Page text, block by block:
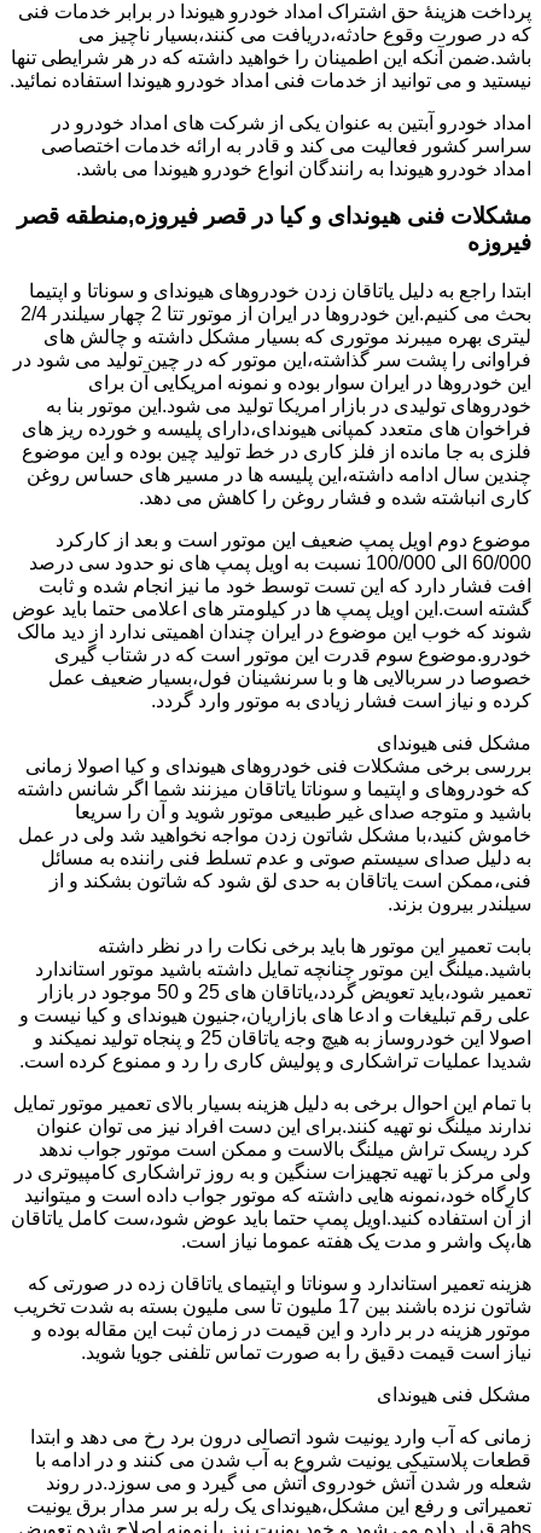
پرداخت هزینۀ حق اشتراک امداد خودرو هیوندا در برابر خدمات فنی
که در صورت وقوع حادثه،دریافت می کنند،بسیار ناچیز می
باشد.ضمن آنکه این اطمینان را خواهید داشته که در هر شرایطی تنها
نیستید و می توانید از خدمات فنی امداد خودرو هیوندا استفاده نمائید.
امداد خودرو آبتین به عنوان یکی از شرکت های امداد خودرو در
سراسر کشور فعالیت می کند و قادر به ارائه خدمات اختصاصی
امداد خودرو هیوندا به رانندگان انواع خودرو هیوندا می باشد.
مشکلات فنی هیوندای و کیا در قصر فیروزه,منطقه قصر
فیروزه
ابتدا راجع به دلیل یاتاقان زدن خودروهای هیوندای و سوناتا و اپتیما
بحث می کنیم.این خودروها در ایران از موتور تتا 2 چهار سیلندر 2/4
لیتری بهره میبرند موتوری که بسیار مشکل داشته و چالش های
فراوانی را پشت سر گذاشته،این موتور که در چین تولید می شود در
این خودروها در ایران سوار بوده و نمونه امریکایی آن برای
خودروهای تولیدی در بازار امریکا تولید می شود.این موتور بنا به
فراخوان های متعدد کمپانی هیوندای،دارای پلیسه و خورده ریز های
فلزی به جا مانده از فلز کاری در خط تولید چین بوده و این موضوع
چندین سال ادامه داشته،این پلیسه ها در مسیر های حساس روغن
کاری انباشته شده و فشار روغن را کاهش می دهد.
موضوع دوم اویل پمپ ضعیف این موتور است و بعد از کارکرد
60/000 الی 100/000 نسبت به اویل پمپ های نو حدود سی درصد
افت فشار دارد که این تست توسط خود ما نیز انجام شده و ثابت
گشته است.این اویل پمپ ها در کیلومتر های اعلامی حتما باید عوض
شوند که خوب این موضوع در ایران چندان اهمیتی ندارد از دید مالک
خودرو.موضوع سوم قدرت این موتور است که در شتاب گیری
خصوصا در سربالایی ها و با سرنشینان فول،بسیار ضعیف عمل
کرده و نیاز است فشار زیادی به موتور وارد گردد.
مشکل فنی هیوندای
بررسی برخی مشکلات فنی خودروهای هیوندای و کیا اصولا زمانی
که خودروهای و اپتیما و سوناتا یاتاقان میزنند شما اگر شانس داشته
باشید و متوجه صدای غیر طبیعی موتور شوید و آن را سریعا
خاموش کنید،با مشکل شاتون زدن مواجه نخواهید شد ولی در عمل
به دلیل صدای سیستم صوتی و عدم تسلط فنی راننده به مسائل
فنی،ممکن است یاتاقان به حدی لق شود که شاتون بشکند و از
سیلندر بیرون بزند.
بابت تعمیر این موتور ها باید برخی نکات را در نظر داشته
باشید.میلنگ این موتور چنانچه تمایل داشته باشید موتور استاندارد
تعمیر شود،باید تعویض گردد،یاتاقان های 25 و 50 موجود در بازار
علی رقم تبلیغات و ادعا های بازاریان،جنیون هیوندای و کیا نیست و
اصولا این خودروساز به هیچ وجه یاتاقان 25 و پنجاه تولید نمیکند و
شدیدا عملیات تراشکاری و پولیش کاری را رد و ممنوع کرده است.
با تمام این احوال برخی به دلیل هزینه بسیار بالای تعمیر موتور تمایل
ندارند میلنگ نو تهیه کنند.برای این دست افراد نیز می توان عنوان
کرد ریسک تراش میلنگ بالاست و ممکن است موتور جواب ندهد
ولی مرکز با تهیه تجهیزات سنگین و به روز تراشکاری کامپیوتری در
کارگاه خود،نمونه هایی داشته که موتور جواب داده است و میتوانید
از آن استفاده کنید.اویل پمپ حتما باید عوض شود،ست کامل یاتاقان
ها،پک واشر و مدت یک هفته عموما نیاز است.
هزینه تعمیر استاندارد و سوناتا و اپتیمای یاتاقان زده در صورتی که
شاتون نزده باشند بین 17 ملیون تا سی ملیون بسته به شدت تخریب
موتور هزینه در بر دارد و این قیمت در زمان ثبت این مقاله بوده و
نیاز است قیمت دقیق را به صورت تماس تلفنی جویا شوید.
مشکل فنی هیوندای
زمانی که آب وارد یونیت شود اتصالی درون برد رخ می دهد و ابتدا
قطعات پلاستیکی یونیت شروع به آب شدن می کنند و در ادامه با
شعله ور شدن آتش خودروی آتش می گیرد و می سوزد.در روند
تعمیراتی و رفع این مشکل،هیوندای یک رله بر سر مدار برق یونیت
abs قرار داده می شود و خود یونیت نیز با نمونه اصلاح شده تعویض